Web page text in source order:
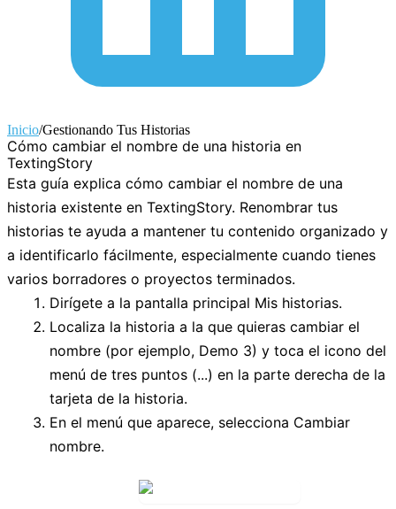
Inicio/Gestionando Tus Historias
Cómo cambiar el nombre de una historia en
TextingStory
Esta guía explica cómo cambiar el nombre de una
historia existente en TextingStory. Renombrar tus
historias te ayuda a mantener tu contenido organizado y
a identificarlo fácilmente, especialmente cuando tienes
varios borradores o proyectos terminados.
Dirígete a la pantalla principal Mis historias.
Localiza la historia a la que quieras cambiar el
nombre (por ejemplo, Demo 3) y toca el icono del
menú de tres puntos (...) en la parte derecha de la
tarjeta de la historia.
En el menú que aparece, selecciona Cambiar
nombre.